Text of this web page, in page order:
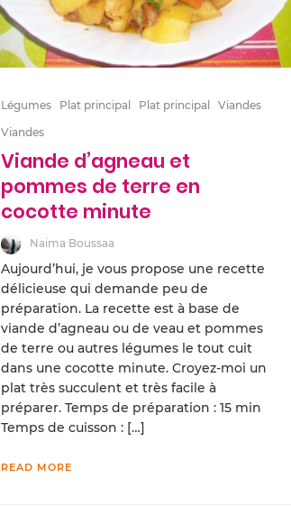
Légumes Plat principal Plat principal Viandes
Viandes
Viande d’agneau et
pommes de terre en
cocotte minute
Naima Boussaa
Aujourd’hui, je vous propose une recette
délicieuse qui demande peu de
préparation. La recette est à base de
viande d’agneau ou de veau et pommes
de terre ou autres légumes le tout cuit
dans une cocotte minute. Croyez-moi un
plat très succulent et très facile à
préparer. Temps de préparation : 15 min
Temps de cuisson : […]
READ MORE